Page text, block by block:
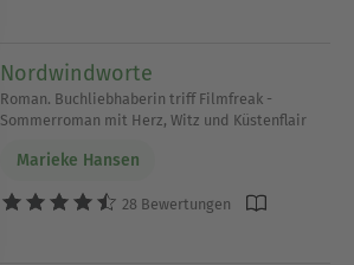
Nordwindworte
Roman. Buchliebhaberin triff Filmfreak -
Sommerroman mit Herz, Witz und Küstenflair
Marieke Hansen
28 Bewertungen